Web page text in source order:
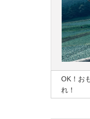
OK！お
れ！